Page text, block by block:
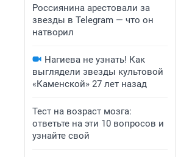
Россиянина арестовали за
звезды в Telegram — что он
натворил
Нагиева не узнать! Как
выглядели звезды культовой
«Каменской» 27 лет назад
Тест на возраст мозга:
ответьте на эти 10 вопросов и
узнайте свой